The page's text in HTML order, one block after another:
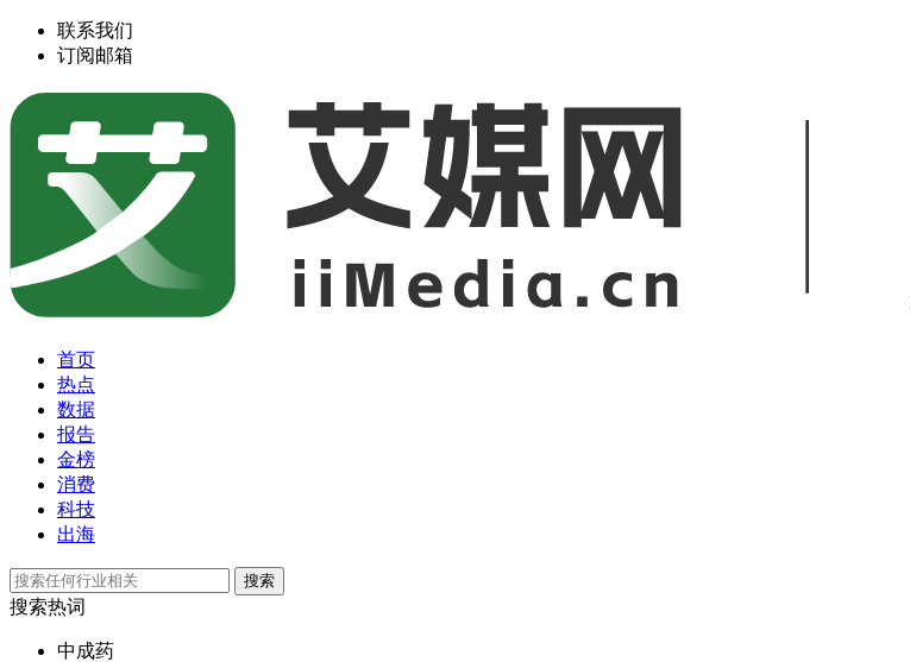
联系我们
订阅邮箱
首页
热点
数据
报告
金榜
消费
科技
出海
搜索
搜索热词
中成药